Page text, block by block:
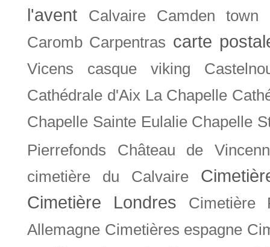
l'avent Calvaire Camden town
Caromb Carpentras carte
Vicens casque viking
Cathédrale d'Aix La Chapelle
Chapelle Sainte Eulalie Chapelle
Pierrefonds
Château de
cimetière du Calvaire
Cimetière Londres
Cimetière
Allemagne Cimetières espagne